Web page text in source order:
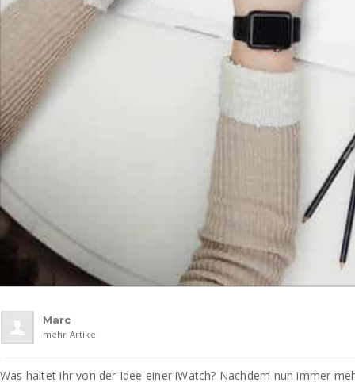
Marc
mehr Artikel
Was haltet ihr von der Idee einer iWatch? Nachdem nun immer